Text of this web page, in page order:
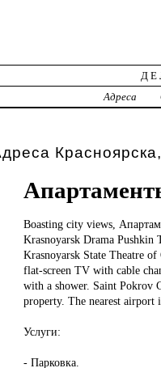
Адреса
Boasting city views,
Krasnoyarsk Drama
Krasnoyarsk State Theatre
flat-screen TV with cable
with a shower. Saint Pokrov
property. The nearest
Услуги:
- Парковка.